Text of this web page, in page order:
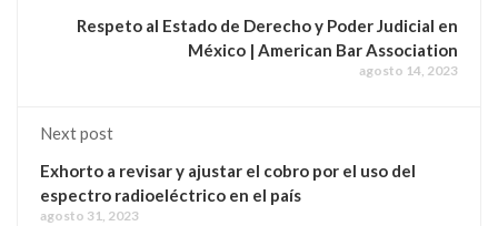
Respeto al Estado de Derecho y Poder Judicial en
México | American Bar Association
agosto 14, 2023
Next post
Exhorto a revisar y ajustar el cobro por el uso del
espectro radioeléctrico en el país
agosto 31, 2023